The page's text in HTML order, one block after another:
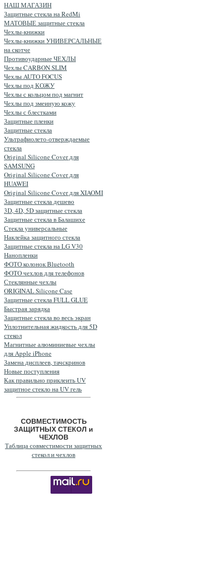
НАШ МАГАЗИН
Защитные стекла на RedMi
МАТОВЫЕ защитные стекла
Чехлы-книжки
Чехлы-книжки УНИВЕРСАЛЬНЫЕ
на скотче
Противоударные ЧЕХЛЫ
Чехлы CARBON SLIM
Чехлы AUTO FOCUS
Чехлы под КОЖУ
Чехлы с кольцом под магнит
Чехлы под змеиную кожу
Чехлы с блестками
Защитные пленки
Защитные стекла
Ультрафиолето-отверждаемые
стекла
Original Silicone Cover для
SAMSUNG
Original Silicone Cover для
HUAWEI
Original Silicone Cover для XIAOMI
Защитные стекла дешево
3D, 4D, 5D защитные стекла
Защитные стекла в Балашихе
Стекла универсальные
Наклейка защитного стекла
Защитные стекла на LG V30
Нанопленки
ФОТО колонок Bluetooth
ФOTO чехлов для телефонов
Стеклянные чехлы
ORIGINAL Silicone Case
Защитные стекла FULL GLUE
Быстрая зарядка
Защитные стекла во весь экран
Уплотнительная жидкость для 5D
стекол
Магнитные алюминиевые чехлы
для Apple iPhone
Замена дисплеев, тачскринов
Новые поступления
Как правильно приклеить UV
защитное стекло на UV гель
СОВМЕСТИМОСТЬ
ЗАЩИТНЫХ СТЕКОЛ и
ЧЕХЛОВ
Таблица совместимости защитных
стекол и чехлов